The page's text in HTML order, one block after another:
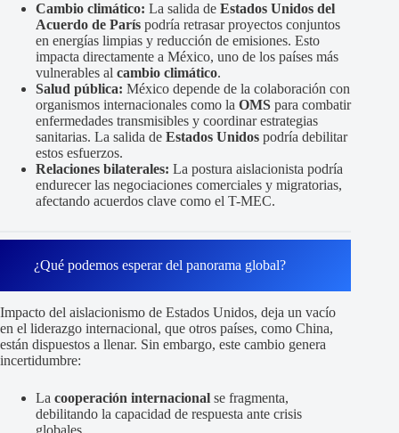
Cambio climático: La salida de Estados Unidos del
Acuerdo de París podría retrasar proyectos conjuntos
en energías limpias y reducción de emisiones. Esto
impacta directamente a México, uno de los países más
vulnerables al cambio climático.
Salud pública: México depende de la colaboración con
organismos internacionales como la OMS para combatir
enfermedades transmisibles y coordinar estrategias
sanitarias. La salida de Estados Unidos podría debilitar
estos esfuerzos.
Relaciones bilaterales: La postura aislacionista podría
endurecer las negociaciones comerciales y migratorias,
afectando acuerdos clave como el T-MEC.
¿Qué podemos esperar del panorama global?
Impacto del aislacionismo de Estados Unidos, deja un vacío
en el liderazgo internacional, que otros países, como China,
están dispuestos a llenar. Sin embargo, este cambio genera
incertidumbre:
La cooperación internacional se fragmenta,
debilitando la capacidad de respuesta ante crisis
globales.